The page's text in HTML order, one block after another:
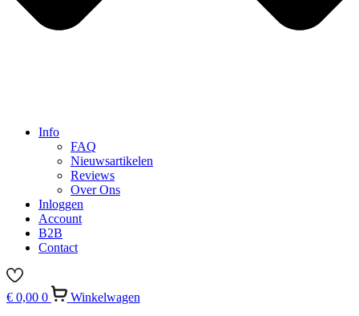
Info
FAQ
Nieuwsartikelen
Reviews
Over Ons
Inloggen
Account
B2B
Contact
€ 0,00 0
Winkelwagen